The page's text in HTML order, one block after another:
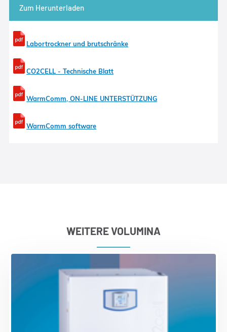
Zum Herunterladen
Labortrockner und brutschränke
CO2CELL - Technische Blatt
WarmComm, ON-LINE UNTERSTÜTZUNG
WarmComm software
WEITERE VOLUMINA